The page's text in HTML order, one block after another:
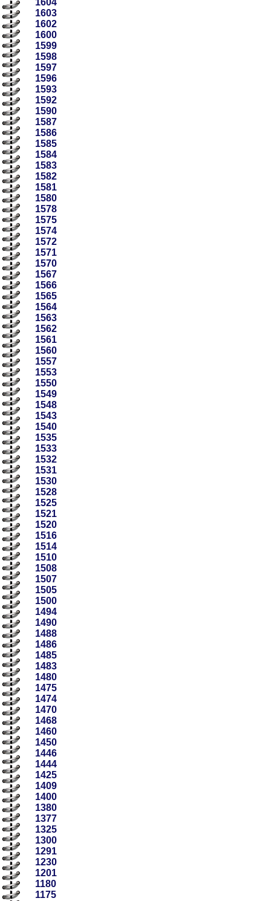
1604
1603
1602
1600
1599
1598
1597
1596
1593
1592
1590
1587
1586
1585
1584
1583
1582
1581
1580
1578
1575
1574
1572
1571
1570
1567
1566
1565
1564
1563
1562
1561
1560
1557
1553
1550
1549
1548
1543
1540
1535
1533
1532
1531
1530
1528
1525
1521
1520
1516
1514
1510
1508
1507
1505
1500
1494
1490
1488
1486
1485
1483
1480
1475
1474
1470
1468
1460
1450
1446
1444
1425
1409
1400
1380
1377
1325
1300
1291
1230
1201
1180
1175